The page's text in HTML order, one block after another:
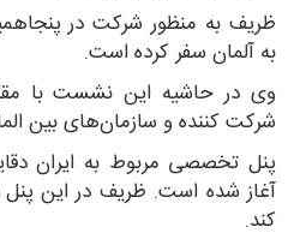
ظریف به منظور شرکت در
به آلمان سفر کرده است.
وی در حاشیه این نشست با
شرکت کننده و سازمان‌های بین
پنل تخصصی مربوط به ایران
آغاز شده است. ظریف در این پنل
کند.